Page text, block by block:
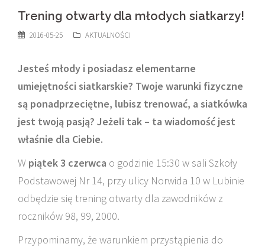
Trening otwarty dla młodych siatkarzy!
2016-05-25 AKTUALNOŚCI
Jesteś młody i posiadasz elementarne
umiejętności siatkarskie? Twoje warunki fizyczne
są ponadprzeciętne, lubisz trenować, a siatkówka
jest twoją pasją? Jeżeli tak – ta wiadomość jest
właśnie dla Ciebie.
W piątek 3 czerwca o godzinie 15:30 w sali Szkoły
Podstawowej Nr 14, przy ulicy Norwida 10 w Lubinie
odbędzie się trening otwarty dla zawodników z
roczników 98, 99, 2000.
Przypominamy, że warunkiem przystąpienia do